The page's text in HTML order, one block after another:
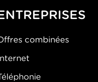
combinées